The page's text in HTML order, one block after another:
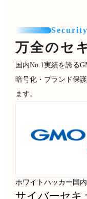
Security
万全のセ
国内No.1実績を誇る
暗号化・ブランド保
ます。
ホワイトハッカー国内
サイバーセキ